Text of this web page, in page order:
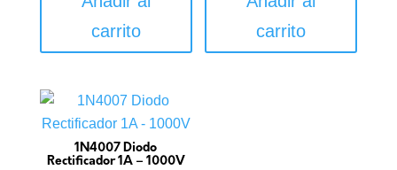
carrito
carrito
1N4007 Diodo
Rectificador 1A – 1000V